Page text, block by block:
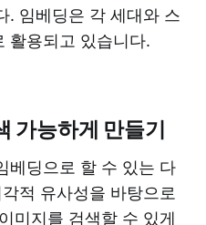
. 임베딩은 각 세대와 스
활용되고 있습니다.
가능하게 만들기
베딩으로 할 수 있는 다
적 유사성을 바탕으로
미지를 검색할 수 있게